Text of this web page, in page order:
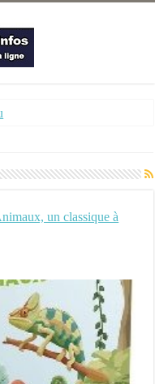
trimestrielle
un classique à